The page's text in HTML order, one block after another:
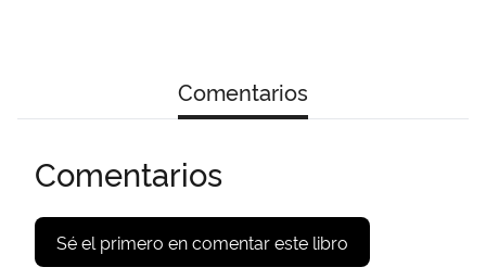
Comentarios
Comentarios
Sé el primero en comentar este libro